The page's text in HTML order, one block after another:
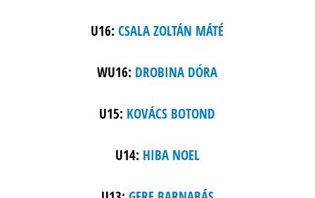
U16:CSALA ZOLTÁN MÁTÉ
WU16: DROBINA DÓRA
U15: KOVÁCS BOTOND
U14: HIBA NOEL